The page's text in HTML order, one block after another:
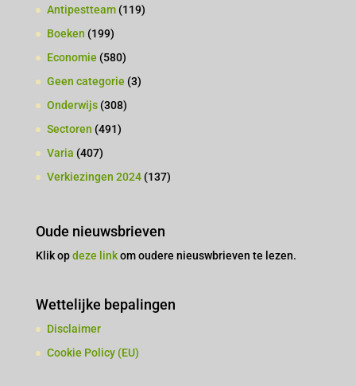
Antipestteam(119)
Boeken (199)
Economie (580)
Geen categorie (3)
Onderwijs(308)
Sectoren (491)
Varia (407)
Verkiezingen 2024(137)
Oude nieuwsbrieven
Klik opdeze linkom oudere nieuswbrieven te lezen.
Wettelijke bepalingen
Disclaimer
Cookie Policy (EU)